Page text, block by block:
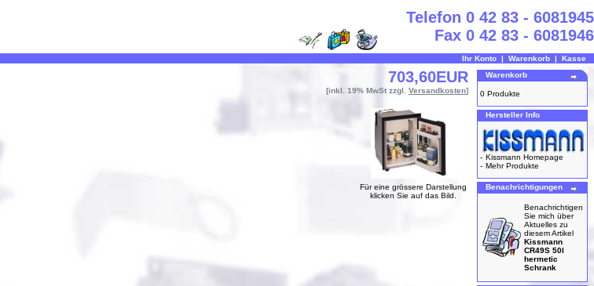
Telefon 0 42 83 - 6081945
Fax 0 42 83 - 6081946
Ihr Konto | Warenkorb | Kasse
703,60EUR
[inkl. 19% MwSt zzgl. Versandkosten]
Für eine grössere Darstellung
klicken Sie auf das Bild.
Warenkorb
0 Produkte
Hersteller Info
- Kissmann Homepage
- Mehr Produkte
Benachrichtigungen
Benachrichtigen
Sie mich über
Aktuelles zu
diesem Artikel
Kissmann
CR49S 50l
hermetic
Schrank